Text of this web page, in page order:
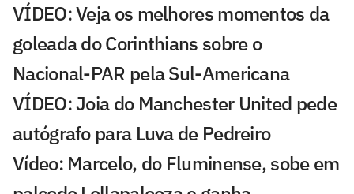
VÍDEO: Veja os melhores momentos da
goleada do Corinthians sobre o
Nacional-PAR pela Sul-Americana
VÍDEO: Joia do Manchester United pede
autógrafo para Luva de Pedreiro
Vídeo: Marcelo, do Fluminense, sobe em